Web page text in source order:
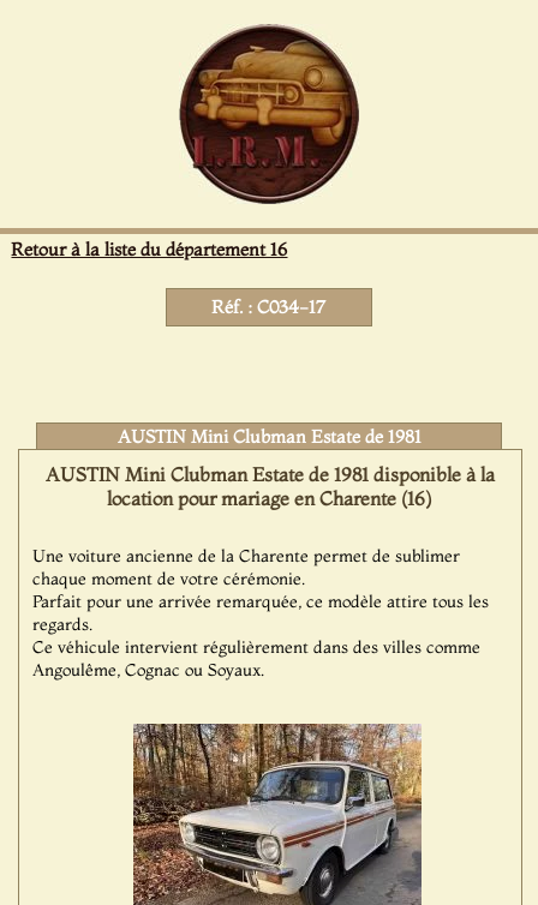
Retour à la liste du département 16
Réf. : C034-17
AUSTIN Mini Clubman Estate de 1981
AUSTIN Mini Clubman Estate de 1981 disponible à la
location pour mariage en Charente (16)
Une voiture ancienne de la Charente permet de sublimer
chaque moment de votre cérémonie.
Parfait pour une arrivée remarquée, ce modèle attire tous les
regards.
Ce véhicule intervient régulièrement dans des villes comme
Angoulême, Cognac ou Soyaux.